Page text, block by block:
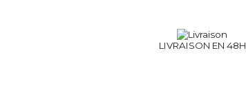
LIVRAISON EN 48H